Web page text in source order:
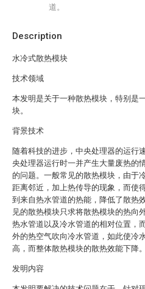
Description
水冷式散热模块
技术领域
本发明是关于一种散热模块，特别是
块。
背景技术
随着科技的进步，中央处理器的运行
央处理器运行时一并产生大量废热的
的问题。一般常见的散热模块，由于
距离邻近，加上热传导的现象，而使
到来自热水管道的热能，降低了散热
见的散热模块只求将散热模块的热向
热水管道以及冷水管道的相对位置，
外的热空气吹向冷水管道，如此使冷
高，而整体散热模块的散热效能下降。
发明内容
道。